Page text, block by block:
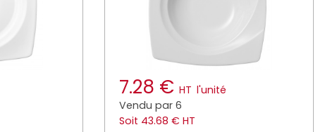
7.28 € HT l'unité
Vendu par 6
Soit 43.68 € HT